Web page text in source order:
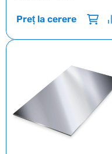
Preț la cerere